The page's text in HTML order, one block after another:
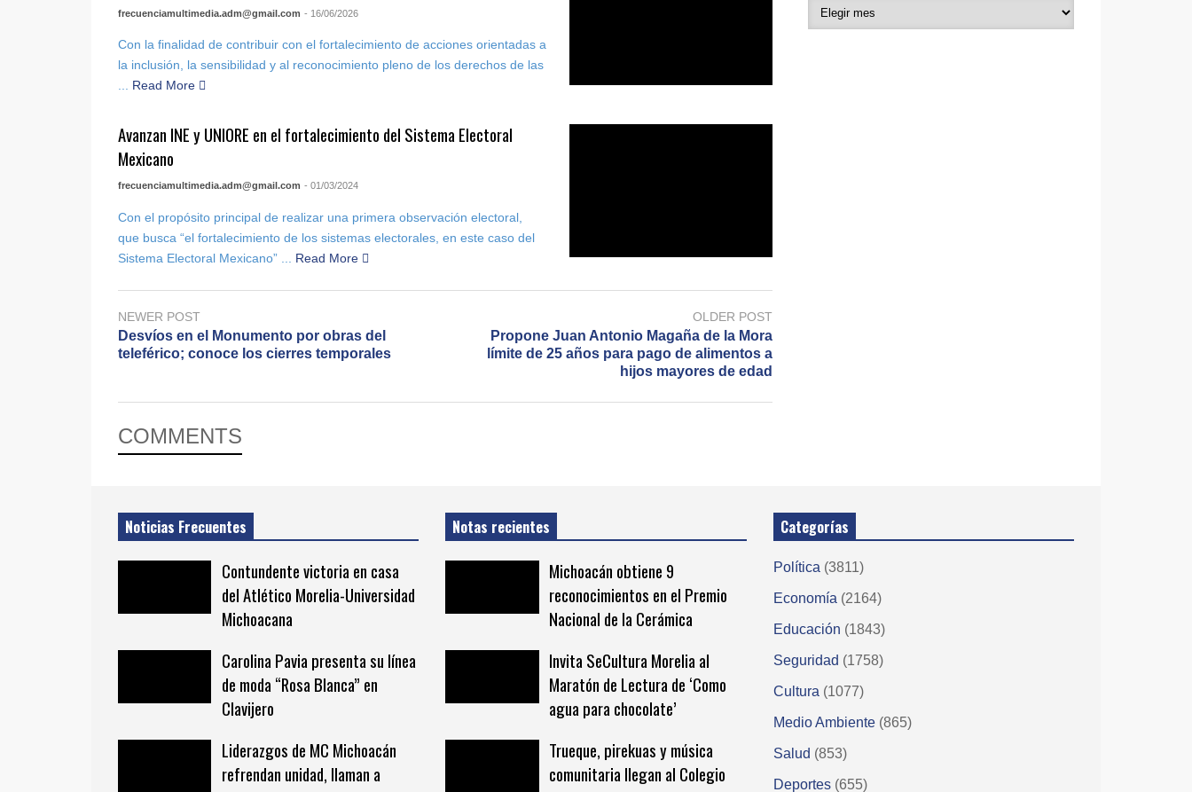
frecuenciamultimedia.adm@gmail.com - 16/06/2026
Con la finalidad de contribuir con el fortalecimiento de acciones orientadas a
la inclusión, la sensibilidad y al reconocimiento pleno de los derechos de las
... Read More
Avanzan INE y UNIORE en el fortalecimiento del Sistema Electoral
Mexicano
frecuenciamultimedia.adm@gmail.com - 01/03/2024
Con el propósito principal de realizar una primera observación electoral,
que busca “el fortalecimiento de los sistemas electorales, en este caso del
Sistema Electoral Mexicano” ...
Read More
NEWER POST
Desvíos en el Monumento por obras del
teleférico; conoce los cierres temporales
OLDER POST
Propone Juan Antonio Magaña de la Mora
límite de 25 años para pago de alimentos a
hijos mayores de edad
COMMENTS
Noticias Frecuentes
Contundente victoria en casa
del Atlético Morelia-Universidad
Michoacana
Carolina Pavia presenta su línea
de moda “Rosa Blanca” en
Clavijero
Liderazgos de MC Michoacán
refrendan unidad, llaman a
Notas recientes
Michoacán obtiene 9
reconocimientos en el Premio
Nacional de la Cerámica
Invita SeCultura Morelia al
Maratón de Lectura de ‘Como
agua para chocolate’
Trueque, pirekuas y música
comunitaria llegan al Colegio
Categorías
Política (3811)
Economía (2164)
Educación (1843)
Seguridad (1758)
Cultura (1077)
Medio Ambiente (865)
Salud (853)
Deportes (655)